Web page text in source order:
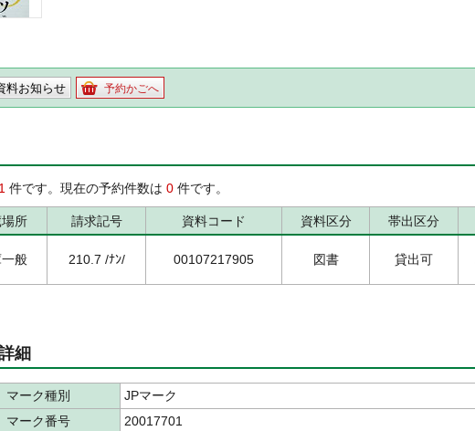
料お知らせ 予約かごへ
1 件です。現在の予約件数は 0 件です。
所 請求記号 資料コード 資料区分 帯出区分
般 210.7 /ﾅﾝ/ 00107217905 図書 貸出可
細
マーク種別
JPマーク
マーク番号
20017701